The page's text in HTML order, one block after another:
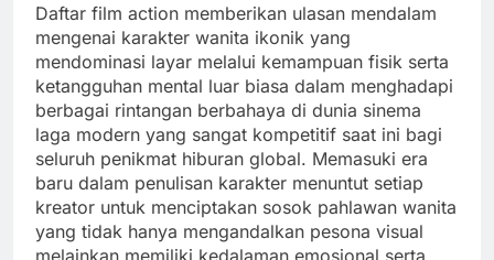
Daftar film action memberikan ulasan mendalam
mengenai karakter wanita ikonik yang
mendominasi layar melalui kemampuan fisik serta
ketangguhan mental luar biasa dalam menghadapi
berbagai rintangan berbahaya di dunia sinema
laga modern yang sangat kompetitif saat ini bagi
seluruh penikmat hiburan global. Memasuki era
baru dalam penulisan karakter menuntut setiap
kreator untuk menciptakan sosok pahlawan wanita
yang tidak hanya mengandalkan pesona visual
melainkan memiliki kedalaman emosional serta